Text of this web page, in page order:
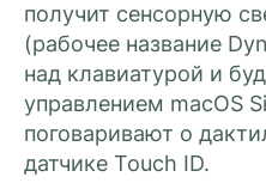
получит сенсорную
(рабочее название
над клавиатурой и
управлением macOS
поговаривают о
датчике Touch ID.